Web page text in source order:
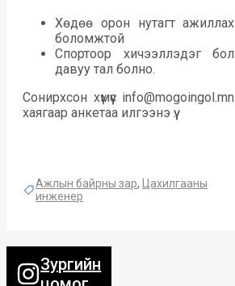
Хөдөө орон нутагт ажиллах
боломжтой
Спортоор хичээллэдэг бол
давуу тал болно.
Сонирхсон хүмүүс info@mogoingol.mn
хаягаар анкетаа илгээнэ үү.
Ажлын байрны зар,
Цахилгааны
инженер
Зургийн